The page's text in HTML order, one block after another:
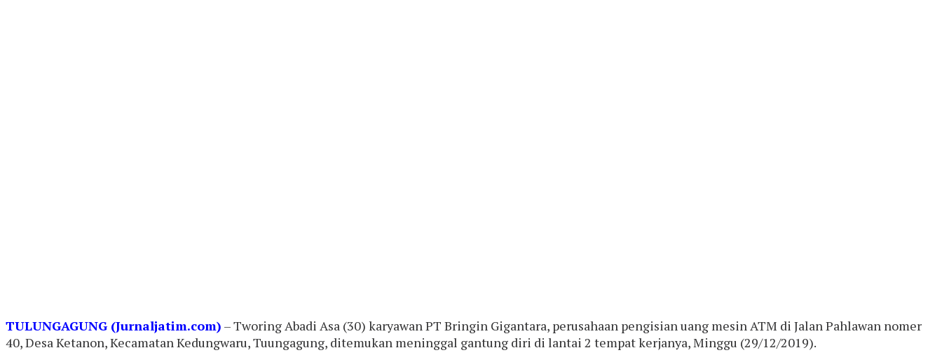
TULUNGAGUNG (Jurnaljatim.com) – Tworing Abadi Asa (30) karyawan PT Bringin Gigantara, perusahaan pengisian uang mesin ATM di Jalan Pahlawan nomer
40, Desa Ketanon, Kecamatan Kedungwaru, Tuungagung, ditemukan meninggal gantung diri di lantai 2 tempat kerjanya, Minggu (29/12/2019).